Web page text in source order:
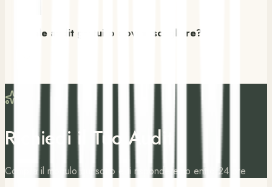
Quale audit gratuito dovrei scegliere?
Richiedi il Tuo Audit
Compila il modulo qui sotto e ti risponderemo entro 24 ore